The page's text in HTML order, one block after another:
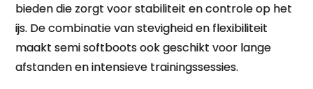
bieden die zorgt voor stabiliteit en controle op het
ijs. De combinatie van stevigheid en flexibiliteit
maakt semi softboots ook geschikt voor lange
afstanden en intensieve trainingssessies.